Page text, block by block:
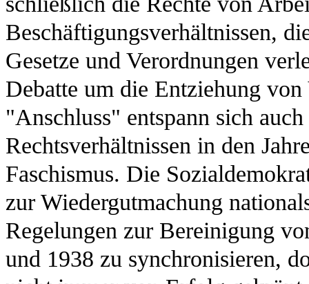
Beschäftigungsverhältnissen,
Gesetze und Verordnungen
Debatte um die Entziehung
"Anschluss" entspann sich
Rechtsverhältnissen in den
Faschismus. Die
zur Wiedergutmachung
Regelungen zur Bereinigung
und 1938 zu synchronisieren,